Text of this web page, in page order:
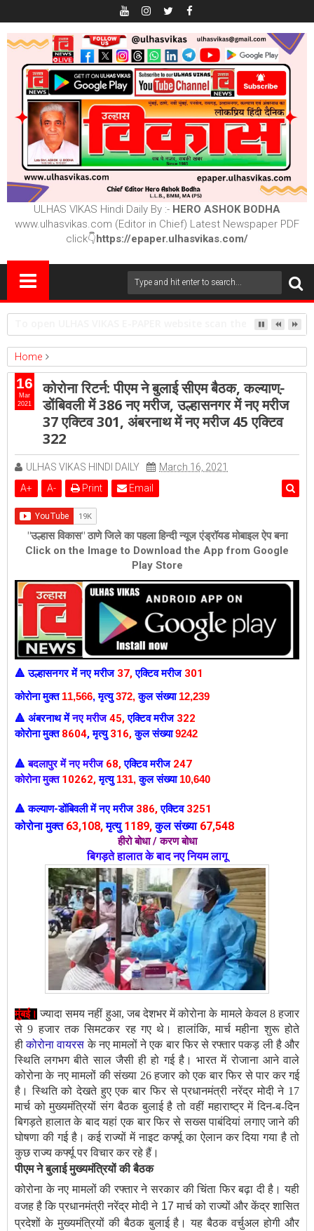
ULHAS VIKAS Hindi Daily By :- HERO ASHOK BODHA
www.ulhasvikas.com (Editor in Chief) Latest Newspaper PDF
click👇https://epaper.ulhasvikas.com/
Home
ambernath
Featured kalyan
ulhasnagar
कोरोना रिटर्न: पीएम ने बुलाई सीएम बैठक, कल्याण-़डोंबिवली में 386 नए मरीज,
उल्हासनगर में नए मरीज 37 एक्टिव 301, अंबरनाथ में नए मरीज 45 एक्टिव 322
कोरोना रिटर्न: पीएम ने बुलाई सीएम बैठक, कल्याण-़
डोंबिवली में 386 नए मरीज, उल्हासनगर में नए मरीज
37 एक्टिव 301, अंबरनाथ में नए मरीज 45 एक्टिव
322
ULHAS VIKAS HINDI DAILY
March 16, 2021
A+ A- Print Email
"उल्हास विकास" ठाणे जिले का पहला हिन्दी न्यूज एंड्रॉयड मोबाइल ऐप बना
Click on the Image to Download the App from Google
Play Store
🔺उल्हासनगर मेंनए मरीज37,एक्टिव मरीज 301
कोरोना मुक्त11,566,मृत्यु372, कुल संख्या12,239
🔺 अंबरनाथ मेंनए मरीज 45, एक्टिव मरीज 322
कोरोना मुक्त8604,मृत्यु316, कुल संख्या9242
🔺 बदलापुर में नए मरीज 68,एक्टिव मरीज247
कोरोना मुक्त10262,मृत्यु131,कुल संख्या10,640
🔺कल्याण-डोंबिवली मेंनए मरीज 386, एक्टिव3251
कोरोना मुक्त 63,108,मृत्यु 1189,कुल संख्या67,548
हीरो बोधा / करण बोधा
बिगड़ते हालात के बाद नए नियम लागू
मुंबई। ज्यादा समय नहीं हुआ, जब देशभर में कोरोना के मामले केवल 8 हजार
से 9 हजार तक सिमटकर रह गए थे। हालांकि, मार्च महीना शुरू होते
ही कोरोना वायरस के नए मामलों ने एक बार फिर से रफ्तार पकड़ ली है और
स्थिति लगभग बीते साल जैसी ही हो गई है। भारत में रोजाना आने वाले
कोरोना के नए मामलों की संख्या 26 हजार को एक बार फिर से पार कर गई
है। स्थिति को देखते हुए एक बार फिर से प्रधानमंत्री नरेंद्र मोदी ने 17
मार्च को मुख्यमंत्रियों संग बैठक बुलाई है तो वहीं महाराष्ट्र में दिन-ब-दिन
बिगड़ते हालात के बाद यहां एक बार फिर से सख्स पाबंदियां लगाए जाने की
घोषणा की गई है। कई राज्यों में नाइट कर्फ्यू का ऐलान कर दिया गया है तो
कुछ राज्य कर्फ्यू पर विचार कर रहे हैं।
पीएम ने बुलाई मुख्यमंत्रियों की बैठक
कोरोना के नए मामलों की रफ्तार ने सरकार की चिंता फिर बढ़ा दी है। यही
वजह है कि प्रधानमंत्री नरेंद्र मोदी ने 17 मार्च को राज्यों और केंद्र शासित
प्रदेशों के मुख्यमंत्रियों की बैठक बुलाई है। यह बैठक वर्चुअल होगी और
16
Mar
2021